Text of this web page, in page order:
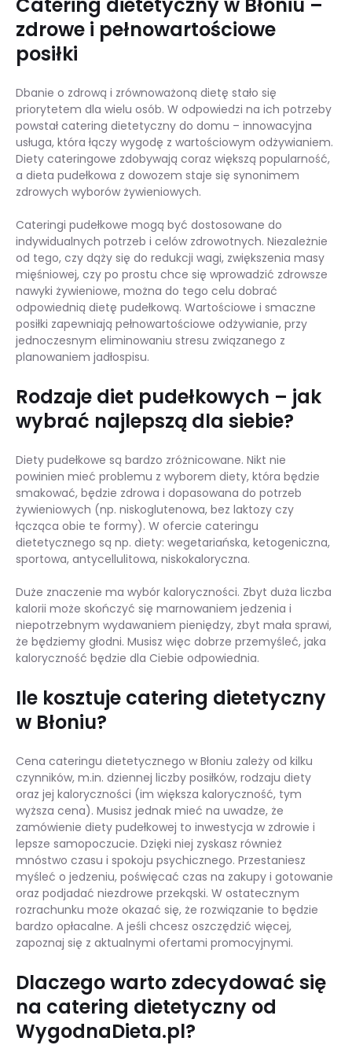
zdrowe i pełnowartościowe
posiłki
Dbanie o zdrową i zrównoważoną dietę stało się
priorytetem dla wielu osób. W odpowiedzi na ich potrzeby
powstał catering dietetyczny do domu – innowacyjna
usługa, która łączy wygodę z wartościowym odżywianiem.
Diety cateringowe zdobywają coraz większą popularność,
a dieta pudełkowa z dowozem staje się synonimem
zdrowych wyborów żywieniowych.
Cateringi pudełkowe mogą być dostosowane do
indywidualnych potrzeb i celów zdrowotnych. Niezależnie
od tego, czy dąży się do redukcji wagi, zwiększenia masy
mięśniowej, czy po prostu chce się wprowadzić zdrowsze
nawyki żywieniowe, można do tego celu dobrać
odpowiednią dietę pudełkową. Wartościowe i smaczne
posiłki zapewniają pełnowartościowe odżywianie, przy
jednoczesnym eliminowaniu stresu związanego z
planowaniem jadłospisu.
Rodzaje diet pudełkowych – jak
wybrać najlepszą dla siebie?
Diety pudełkowe są bardzo zróżnicowane. Nikt nie
powinien mieć problemu z wyborem diety, która będzie
smakować, będzie zdrowa i dopasowana do potrzeb
żywieniowych (np. niskoglutenowa, bez laktozy czy
łącząca obie te formy). W ofercie cateringu
dietetycznego są np. diety: wegetariańska, ketogeniczna,
sportowa, antycellulitowa, niskokaloryczna.
Duże znaczenie ma wybór kaloryczności. Zbyt duża liczba
kalorii może skończyć się marnowaniem jedzenia i
niepotrzebnym wydawaniem pieniędzy, zbyt mała sprawi,
że będziemy głodni. Musisz więc dobrze przemyśleć, jaka
kaloryczność będzie dla Ciebie odpowiednia.
Ile kosztuje catering dietetyczny
w Błoniu?
Cena cateringu dietetycznego w Błoniu zależy od kilku
czynników, m.in. dziennej liczby posiłków, rodzaju diety
oraz jej kaloryczności (im większa kaloryczność, tym
wyższa cena). Musisz jednak mieć na uwadze, że
zamówienie diety pudełkowej to inwestycja w zdrowie i
lepsze samopoczucie. Dzięki niej zyskasz również
mnóstwo czasu i spokoju psychicznego. Przestaniesz
myśleć o jedzeniu, poświęcać czas na zakupy i gotowanie
oraz podjadać niezdrowe przekąski. W ostatecznym
rozrachunku może okazać się, że rozwiązanie to będzie
bardzo opłacalne. A jeśli chcesz oszczędzić więcej,
zapoznaj się z aktualnymi ofertami promocyjnymi.
Dlaczego warto zdecydować się
na catering dietetyczny od
WygodnaDieta.pl?